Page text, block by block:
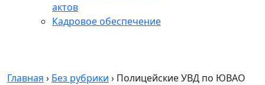
актов
Кадровое обеспечение
Главная › Без рубрики › Полицейские УВД по ЮВАО